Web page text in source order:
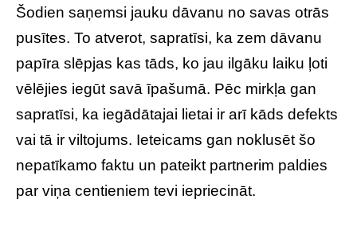
Šodien saņemsi jauku dāvanu no savas otrās
pusītes. To atverot, sapratīsi, ka zem dāvanu
papīra slēpjas kas tāds, ko jau ilgāku laiku ļoti
vēlējies iegūt savā īpašumā. Pēc mirkļa gan
sapratīsi, ka iegādātajai lietai ir arī kāds defekts
vai tā ir viltojums. Ieteicams gan noklusēt šo
nepatīkamo faktu un pateikt partnerim paldies
par viņa centieniem tevi iepriecināt.